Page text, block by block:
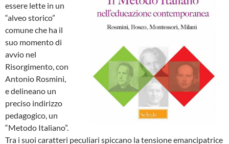
essere lette in un
“alveo storico”
comune che ha il
suo momento di
avvio nel
Risorgimento, con
Antonio Rosmini,
e delineano un
preciso indirizzo
pedagogico, un
“Metodo Italiano”.
Tra i suoi caratteri peculiari spiccano la tensione emancipatrice